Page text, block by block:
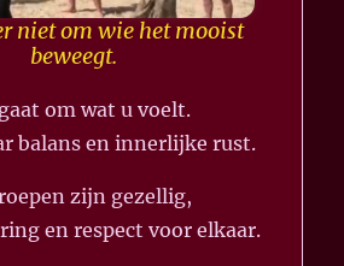
niet om wie het mooist
beweegt.
om wat u voelt.
balans en innerlijke rust.
zijn gezellig,
en respect voor elkaar.